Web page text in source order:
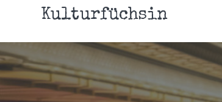
Kulturfüchsin